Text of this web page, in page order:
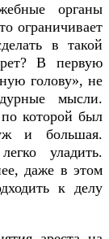
органы
ограничивает
в такой
В первую
голову», не
мысли.
которой был
и большая.
уладить.
даже в этом
к делу